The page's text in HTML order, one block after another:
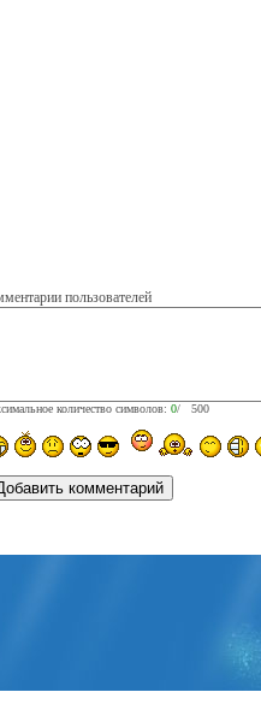
пользователей
количество символов: 0/ 500